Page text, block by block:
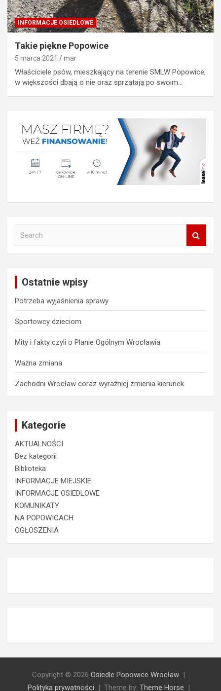
INFORMACJE OSIEDLOWE
Takie piękne Popowice
5 marca 2021 mar
Właściciele psów, mieszkający na terenie SMLW Popowice,
w większości dbają o nie oraz sprzątają po swoim…
Ostatnie wpisy
Potrzeba wyjaśnienia sprawy
Sportowcy dzieciom
Mity i fakty czyli o Planie Ogólnym Wrocławia
Ważna zmiana
Zachodni Wrocław coraz wyraźniej zmienia kierunek
Kategorie
AKTUALNOŚCI
Bez kategorii
Biblioteka
INFORMACJE MIEJSKIE
INFORMACJE OSIEDLOWE
KOMUNIKATY
NA POPOWICACH
OGŁOSZENIA
Copyright © 2026 Osiedle Popowice Wrocław
Polityka prywatności
Theme by: Theme Horse